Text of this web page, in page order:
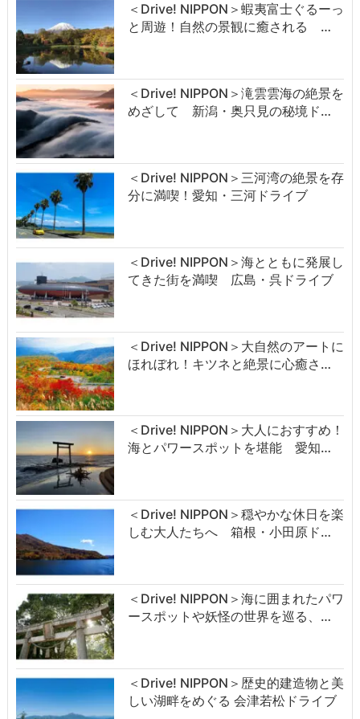
＜Drive! NIPPON＞蝦夷富士ぐるーっ
と周遊！自然の景観に癒される …
＜Drive! NIPPON＞滝雲雲海の絶景を
めざして 新潟・奥只見の秘境ド…
＜Drive! NIPPON＞三河湾の絶景を存
分に満喫！愛知・三河ドライブ
＜Drive! NIPPON＞海とともに発展し
てきた街を満喫 広島・呉ドライブ
＜Drive! NIPPON＞大自然のアートに
ほれぼれ！キツネと絶景に心癒さ…
＜Drive! NIPPON＞大人におすすめ！
海とパワースポットを堪能 愛知…
＜Drive! NIPPON＞穏やかな休日を楽
しむ大人たちへ 箱根・小田原ド…
＜Drive! NIPPON＞海に囲まれたパワ
ースポットや妖怪の世界を巡る、…
＜Drive! NIPPON＞歴史的建造物と美
しい湖畔をめぐる 会津若松ドライブ